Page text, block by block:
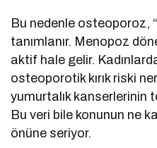
Bu nedenle osteoporoz,
tanımlanır. Menopoz
aktif hale gelir.
osteoporotik kırık riski
yumurtalık kanserlerinin
Bu veri bile konunun ne
önüne seriyor.